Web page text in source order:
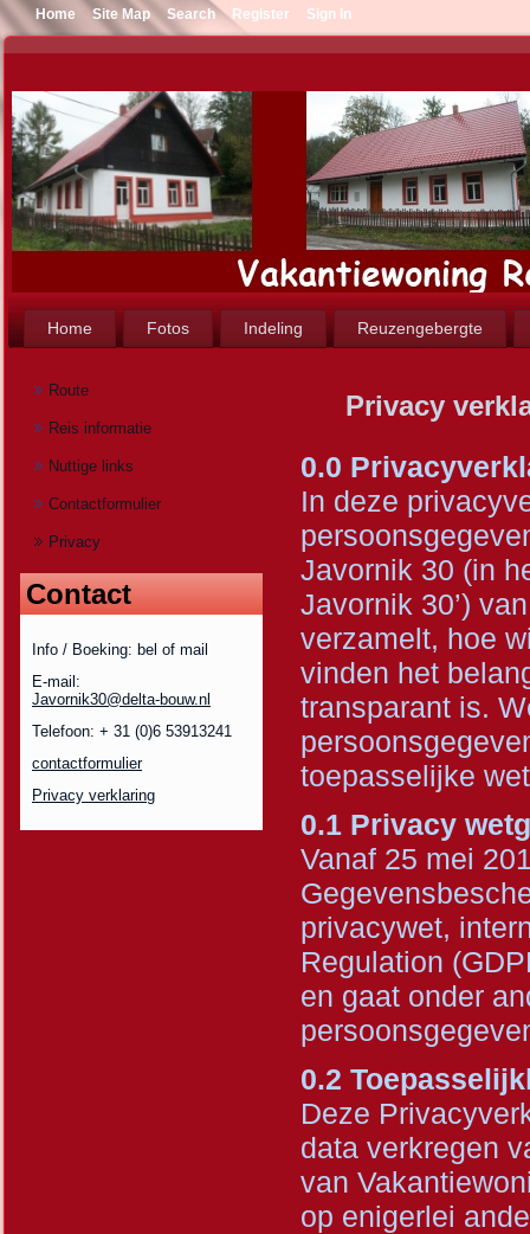
Home Fotos Indeling Reuzengebergte
Route
Reis informatie
Nuttige links
Contactformulier
Privacy
Contact
Info / Boeking: bel of mail
E-mail:
Javornik30@delta-bouw.nl
Telefoon: + 31 (0)6 53913241
contactformulier
Privacy verklaring
Privacy
0.0
In deze
Javornik 30 (in
Javornik 30’)
verzamelt, hoe
vinden het
transparant is.
toepasselijke
0.1 Privacy
Vanaf 25 mei
privacywet,
Regulation
en gaat onder
0.2
Deze
data verkregen
van
op enigerlei
Home Site Map Search Register Sign In